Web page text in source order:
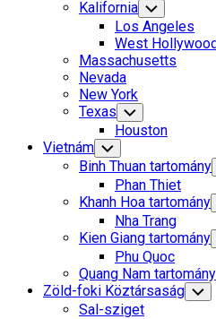
Kalifornia Toggle
Child
Menu
Los Angeles
West
Massachusetts
Nevada
New York
Texas Toggle
Child
Menu
Houston
Vietnám Toggle
Child
Menu
Binh Thuan tartomány
Phan Thiet
Khanh Hoa tartomány
Nha Trang
Kien Giang tartomány
Phu Quoc
Quang Nam tartomány
Zöld-foki Köztársaság
Child
Sal-sziget